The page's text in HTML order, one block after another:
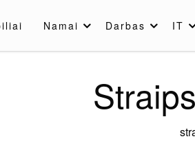
Namai Darbas IT